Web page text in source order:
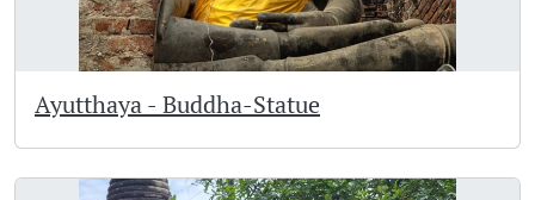
Ayutthaya - Buddha-Statue